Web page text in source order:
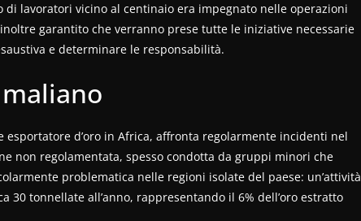
lavoratori vicino al centinaio era impegnato nelle operazioni
garantito che verranno prese tutte le iniziative necessarie
e determinare le responsabilità.
maliano
d’oro in Africa, affronta regolarmente incidenti nel
non regolamentata, spesso condotta da gruppi minori che
problematica nelle regioni isolate del paese: un’attività
30 tonnellate all’anno, rappresentando il 6% dell’oro estratto